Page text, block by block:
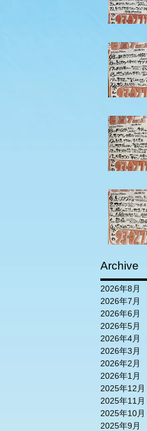
Archive
2026年8月
2026年7月
2026年6月
2026年5月
2026年4月
2026年3月
2026年2月
2026年1月
2025年12月
2025年11月
2025年10月
2025年9月